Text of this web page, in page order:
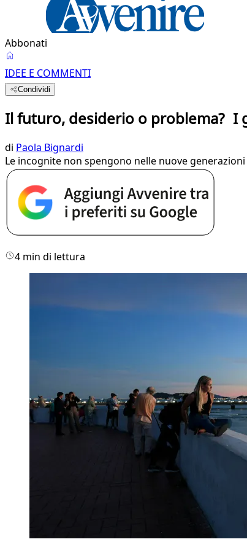
Abbonati
IDEE E COMMENTI
Condividi
Il futuro, desiderio o problema? I
di Paola Bignardi
Le incognite non spengono nelle nuove
4 min di lettura